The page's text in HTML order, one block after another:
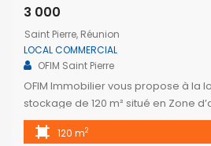
3 000
Saint Pierre, Réunion
LOCAL COMMERCIAL
OFIM Saint Pierre
OFIM Immobilier vous propose à la
stockage de 120 m² situé en Zone
Pierre. Ce local commercial est
voitures d’occasion, pour une
120 m2